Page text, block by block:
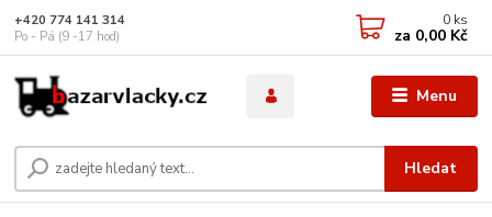
Menu
Hledat
+420 774 141 314
Po - Pá (9 -17 hod)
0 ks
za 0,00 Kč